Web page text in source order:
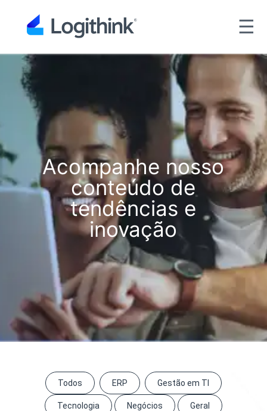
☰
Acompanhe nosso
conteúdo de
tendências e
inovação
Todos ERP Gestão em TI
Tecnologia Negócios Geral